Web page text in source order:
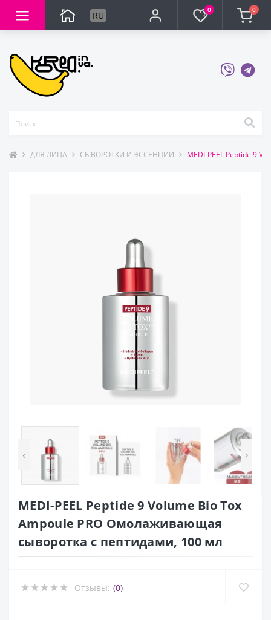
RU 0 0
ДЛЯ ЛИЦА СЫВОРОТКИ И ЭССЕНЦИИ MEDI-PEEL Peptide 9
‹ ›
MEDI-PEEL Peptide 9 Volume Bio Tox
Ampoule PRO Омолаживающая
сыворотка с пептидами, 100 мл
Отзывы: (0)